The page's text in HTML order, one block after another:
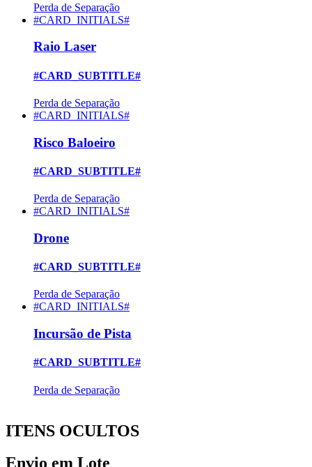
Perda de Separação
#CARD_INITIALS#
Raio Laser
#CARD_SUBTITLE#
Perda de Separação
#CARD_INITIALS#
Risco Baloeiro
#CARD_SUBTITLE#
Perda de Separação
#CARD_INITIALS#
Drone
#CARD_SUBTITLE#
Perda de Separação
#CARD_INITIALS#
Incursão de Pista
#CARD_SUBTITLE#
Perda de Separação
ITENS OCULTOS
Envio em Lote